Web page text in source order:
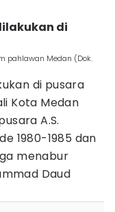
di
pahlawan Medan (Dok.
di pusara
Kota Medan
A.S.
1980-1985 dan
menabur
Daud